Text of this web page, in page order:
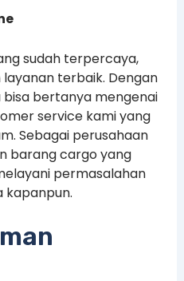
sudah terpercaya,
terbaik. Dengan
bisa bertanya mengenai
service kami yang
Sebagai perusahaan
barang cargo yang
permasalahan
kapanpun.